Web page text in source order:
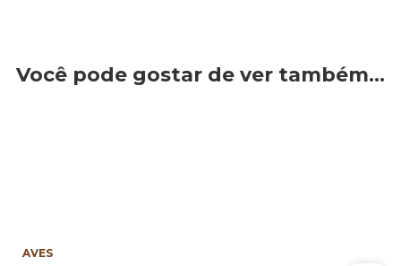
Você pode gostar de ver também…
AVES